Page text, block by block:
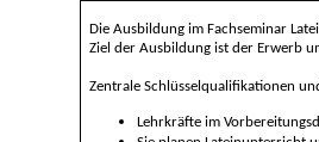
Die Ausbildung im Fachseminar
Ziel der Ausbildung ist der Erwerb
Zentrale Schlüsselqualifikationen
Lehrkräfte im